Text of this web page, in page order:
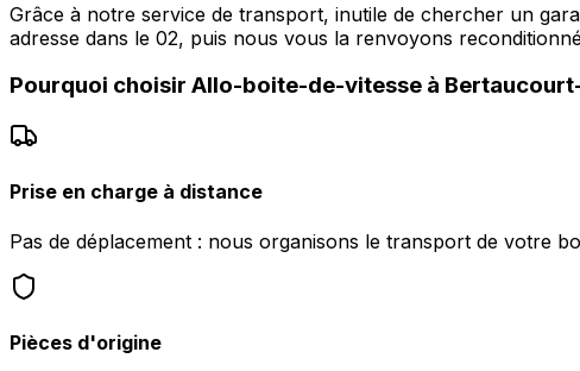
Grâce à notre service de transport, inutile de chercher un
adresse dans le 02, puis nous vous la renvoyons
Pourquoi choisir Allo-boite-de-vitesse à
Prise en charge à distance
Pas de déplacement : nous organisons le transport de votre
Pièces d'origine